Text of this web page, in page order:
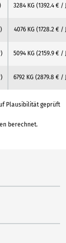
3284 KG (1392.4 € /
4076 KG (1728.2 € /
5094 KG (2159.9 € /
6792 KG (2879.8 € /
Plausibilität geprüft
berechnet.